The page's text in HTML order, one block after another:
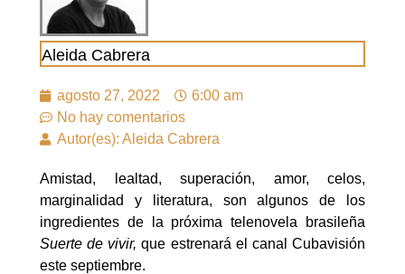
Aleida Cabrera
agosto 27, 2022
6:00 am
No hay comentarios
Autor(es): Aleida Cabrera
Amistad, lealtad, superación, amor, celos,
marginalidad y literatura, son algunos de los
ingredientes de la próxima telenovela brasileña
Suerte de vivir,que estrenará el canal Cubavisión
este septiembre.